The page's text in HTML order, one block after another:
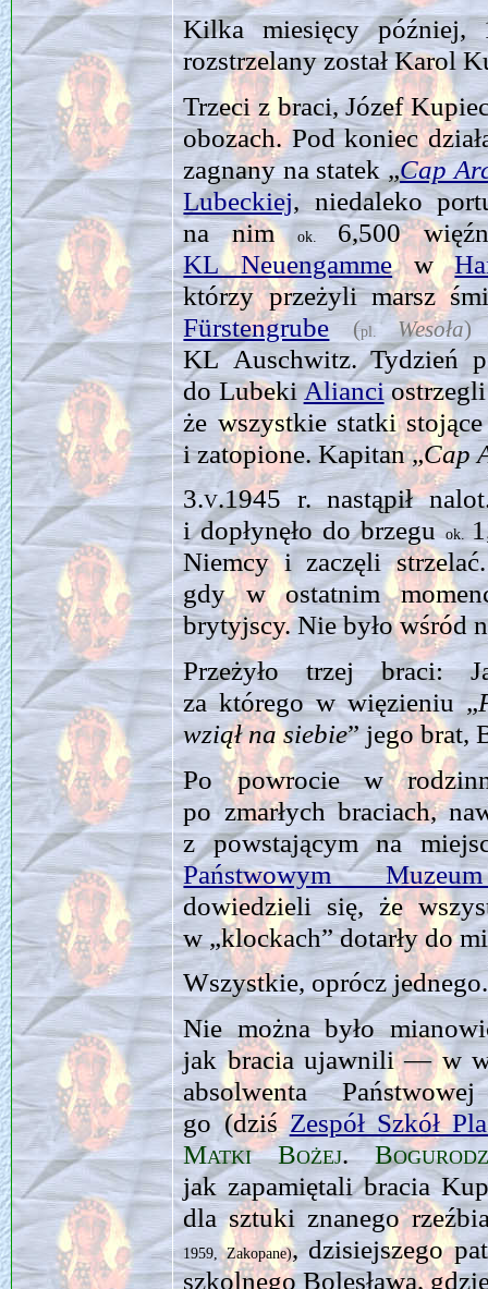
Kilka miesięcy później,
rozstrzelany został Karol
Trzeci z braci, Józef
obozach. Pod koniec
zagnany na statek „Cap
Lubeckiej, niedaleko
na nimok. 6,500
KL Neuengammew
którzy przeżyli marsz
Fürstengrube
(pl.Weso­ła)
KL Auschwitz. Tydzień
do LubekiAlianci
że wszystkie statki
i zatopione. Kapitan „Cap
3.v.1945r. nastąpił
i dopłynęło do brzeguok.
Niemcy i zaczęli
gdy w ostatnim
brytyjscy. Nie było wśród
Przeżyło trzej braci:
za którego w więzieniu „
wziął na siebie” jego brat,
Po powrocie w
po zmarłych braciach,
z powstającym na
Państwowym
dowiedzieli się, że
w „klockach” dotarły do
Wszystkie, oprócz jednego.
Nie można było
jak bracia ujawnili — w
absolwenta
go (dziśZespół Szkół
Matki Bożej.
jak zapamiętali bracia
dla sztuki znanego
1959, Zakopane), dzisiejszego
szkolnego Bolesława,